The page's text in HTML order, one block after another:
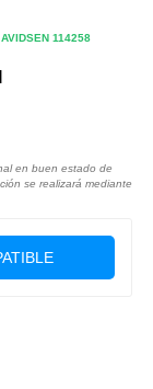
AVIDSEN 114258
en buen estado de
se realizará mediante